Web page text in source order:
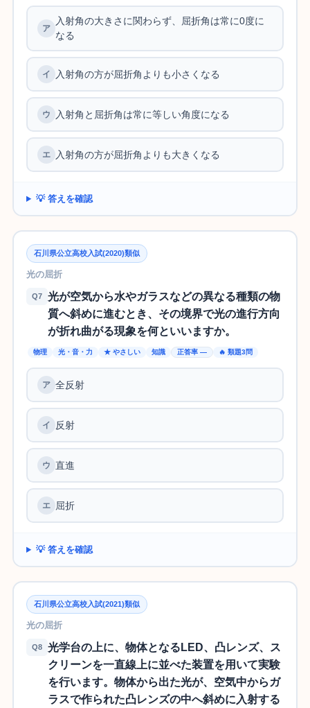
入射角の大きさに関わらず、屈折角は常に0度に
なる
入射角の方が屈折角よりも小さくなる
入射角と屈折角は常に等しい角度になる
入射角の方が屈折角よりも大きくなる
💡 答えを確認
石川県公立高校入試(2020)類似
光の屈折
Q7
光が空気から水やガラスなどの異なる種類の物
質へ斜めに進むとき、その境界で光の進行方向
が折れ曲がる現象を何といいますか。
物理 光・音・力 ★ やさしい 知識 正答率 — 🔥 類題3問
全反射
反射
直進
屈折
💡 答えを確認
石川県公立高校入試(2021)類似
光の屈折
Q8
光学台の上に、物体となるLED、凸レンズ、ス
クリーンを一直線上に並べた装置を用いて実験
を行います。物体から出た光が、空気中からガ
ラスで作られた凸レンズの中へ斜めに入射する